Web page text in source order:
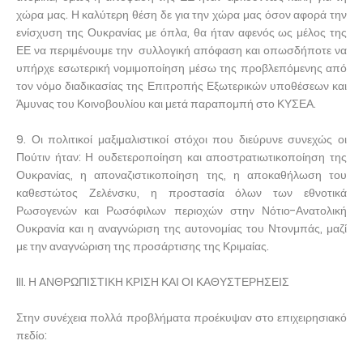
χώρα μας. Η καλύτερη θέση δε για την χώρα μας όσον αφορά την
ενίσχυση της Ουκρανίας με όπλα, θα ήταν αφενός ως μέλος της
ΕΕ να περιμένουμε την συλλογική απόφαση και οπωσδήποτε να
υπήρχε εσωτερική νομιμοποίηση μέσω της προβλεπόμενης από
τον νόμο διαδικασίας της Επιτροπής Εξωτερικών υποθέσεων και
Άμυνας του Κοινοβουλίου και μετά παραπομπή στο ΚΥΣΕΑ.
9. Οι πολιτικοί μαξιμαλιστικοί στόχοι που διεύρυνε συνεχώς οι
Πούτιν ήταν: Η ουδετεροποίηση και αποστρατιωτικοποίηση της
Ουκρανίας, η αποναζιστικοποίηση της, η αποκαθήλωση του
καθεστώτος Ζελένσκυ, η προστασία όλων των εθνοτικά
Ρωσογενών και Ρωσόφιλων περιοχών στην Νότιο-Ανατολική
Ουκρανία και η αναγνώριση της αυτονομίας του Ντονμπάς, μαζί
με την αναγνώριση της προσάρτισης της Κριμαίας.
III. Η AΝΘΡΩΠΙΣΤΙΚΗ ΚΡΙΣΗ ΚΑΙ ΟΙ ΚΑΘΥΣΤΕΡΗΣΕΙΣ
Στην συνέχεια πολλά προβλήματα προέκυψαν στο επιχειρησιακό
πεδίο: